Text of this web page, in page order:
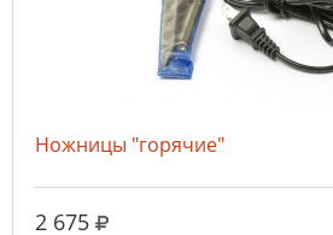
Ножницы "горячие"
2 675 руб.